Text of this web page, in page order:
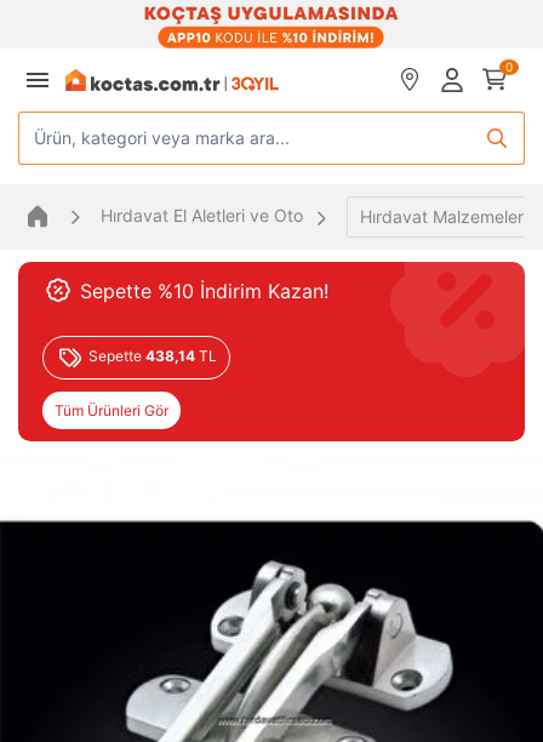
0
Ürün, kategori veya marka ara...
Hırdavat El Aletleri ve Oto Hırdavat Malzemeleri
Sepette %10 İndirim Kazan!
Sepette 438,14 TL
Tüm Ürünleri Gör